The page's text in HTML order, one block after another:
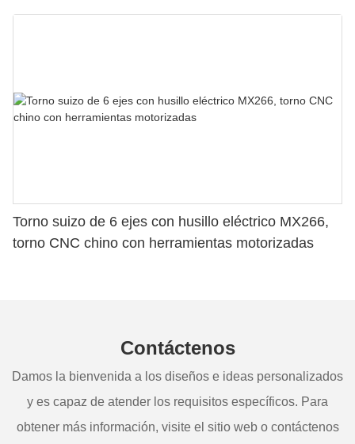
Torno suizo de 6 ejes con husillo eléctrico MX266,
torno CNC chino con herramientas motorizadas
Contáctenos
Damos la bienvenida a los diseños e ideas personalizados
y es capaz de atender los requisitos específicos. Para
obtener más información, visite el sitio web o contáctenos